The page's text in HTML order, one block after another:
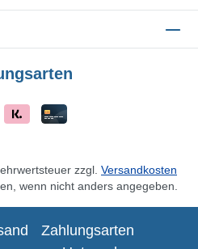
zzgl. Versandkosten
wenn nicht anders angegeben.
Zahlungsarten